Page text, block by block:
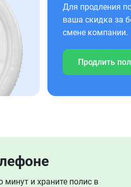
Для продления
ваша скидка за
смене компании.
Продлить
и храните полис в